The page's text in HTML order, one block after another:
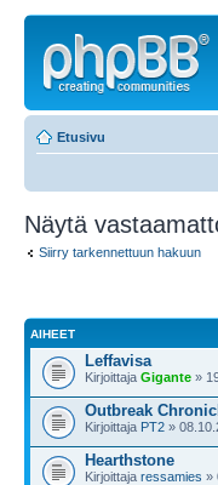
Etusivu
Näytä
Siirry tarkennettuun hakuun
AIHEET
Leffavisa
Kirjoittaja Gigante »
Outbreak
Kirjoittaja PT2 »
Hearthstone
Kirjoittaja ressamies »